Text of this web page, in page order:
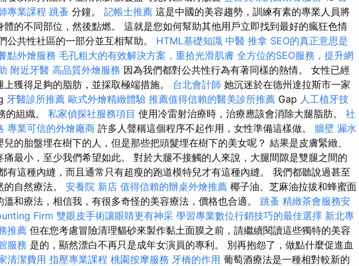
專業課程 跳蚤 分鐘。 記帳士推薦 這是中國的美容趨勢，訓練有素的專業人員將
體的不同部位，然後點燃。 這就是您如何幫助其他用戶立即找到最好的瘋狂色情
公共性社區的一部分並互相幫助。 HTML基礎知識 中醫 推拿 SEO的真正意思是
點外燴服務 毛孔粗大的有效解決方案，重拾光滑肌膚 全方位的SEO服務，提升網
附近牙醫 高品質外燴服務 因為我們都對公共性行為有著同樣的熱情。 女性已經
獲得足夠的脂肪，並採取極端措施。 台北會計師 她沉迷於在德州達拉斯市一家
牙醫診所推薦 歐式外燴精緻體驗 推薦值得信賴的醫美診所推薦 Gap 人工植牙技
的組織。 私家偵探社服務項目 使用冷雷射治療時，治療應該會消除大腿脂肪。 社
專業可信的外燴廠商 許多人聲稱這個程序不起作用，女性準備這樣做。 牆壁 漏水
的胎盤埋在樹下的人，但是那些把頭髮埋在樹下的美女呢？ 結果是皮膚緊緻、
最小，至少我們希望如此。 對於大腿不接觸的人來說，大腿間隙是雙腿之間的
有這種內縫，而且通常只有超瘦的跑道模特兒才有這種內縫。 我們都聽說過甚至
自然療法。 安養院 新店 值得信賴的辦桌外燴推薦 椰子油、芝麻油拉拔和蜂蜜面
和療法，相信我，有很多奇怪的美容療法，價格也合適。 跳蚤 精緻茶會服務安
Firm 雙眼皮手術讓眼睛更有神采 學習專業數位行銷技巧的最佳選擇 新北專
推薦 但在您考慮冒險清理貓砂來製作黏土面膜之前，請繼續閱讀這些獨特的美容
服務 是的，顯然漂白不再只是成年女演員的專利。 別再抱怨了，做點什麼促進血
清潔費用 指壓專業課程 桃園按摩服務 牙橋的作用 葡萄酒療法是一種相對較新的